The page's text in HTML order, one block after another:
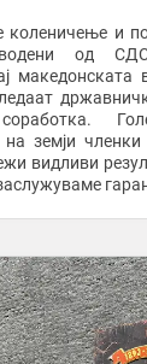
коленичење и
од
на земји
видливи